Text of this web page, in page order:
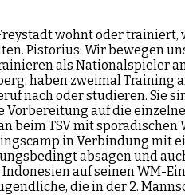
wohnt oder
Pistorius: Wir bewegen
als Nationalspieler
haben zweimal Training
nach oder studieren. Sie
Vorbereitung auf die
beim TSV mit
in Verbindung mit
absagen und
auf seinen WM-
die in der 2.